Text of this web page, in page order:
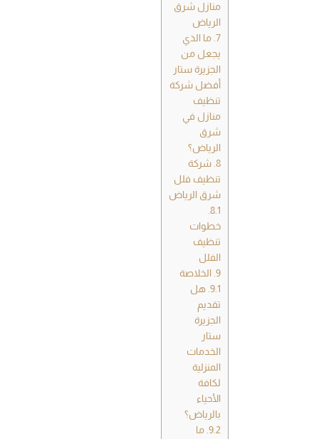
منازل شرق
الرياض
7. ما الذي
يجعل من
الجزيرة ستار
أفضل شركة
تنظيف
منازل في
شرق
الرياض؟
8. شركة
تنظيف فلل
شرق الرياض
8.1.
خطوات
تنظيف
الفلل
9. الخلاصة
9.1. هل
تقديم
الجزيرة
ستار
الخدمات
المنزلية
لكافة
الأحياء
بالرياض؟
9.2. ما